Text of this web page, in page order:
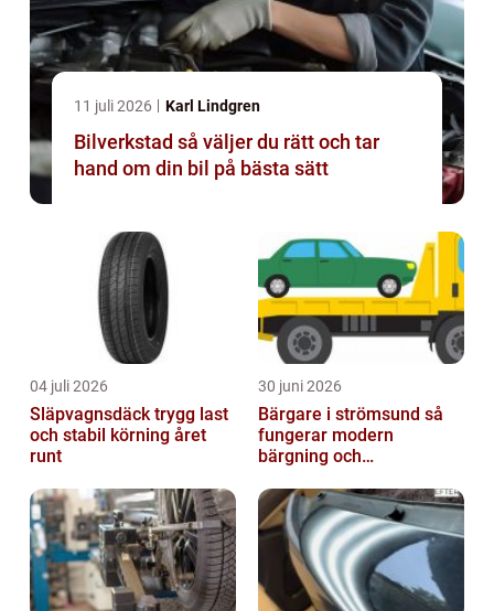
11 juli 2026 Karl Lindgren
Bilverkstad så väljer du rätt och tar
hand om din bil på bästa sätt
04 juli 2026
Släpvagnsdäck trygg last
och stabil körning året
runt
30 juni 2026
Bärgare i strömsund så
fungerar modern
bärgning och